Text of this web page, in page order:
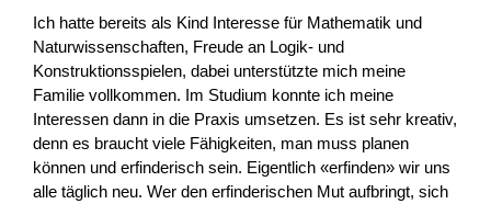
Ich hatte bereits als Kind Interesse für Mathematik und
Naturwissenschaften, Freude an Logik- und
Konstruktionsspielen, dabei unterstützte mich meine
Familie vollkommen. Im Studium konnte ich meine
Interessen dann in die Praxis umsetzen. Es ist sehr kreativ,
denn es braucht viele Fähigkeiten, man muss planen
können und erfinderisch sein. Eigentlich «erfinden» wir uns
alle täglich neu. Wer den erfinderischen Mut aufbringt, sich